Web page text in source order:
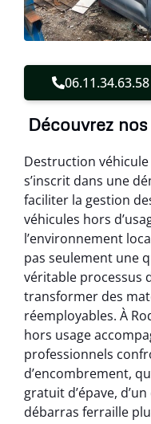
06.11.34.63.58
Découvrez
Destruction
s’inscrit dans une
faciliter la gestion
véhicules hors
l’environnement
pas seulement une
véritable processus
transformer des
réemployables. À
hors usage
professionnels
d’encombrement,
gratuit d’épave,
débarras ferraille